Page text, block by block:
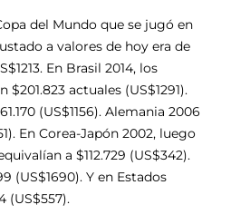
del Mundo que se jugó en
a valores de hoy era de
En Brasil 2014, los
actuales (US$1291).
(US$1156). Alemania 2006
En Corea-Japón 2002, luego
a $112.729 (US$342).
(US$1690). Y en Estados
(US$557).